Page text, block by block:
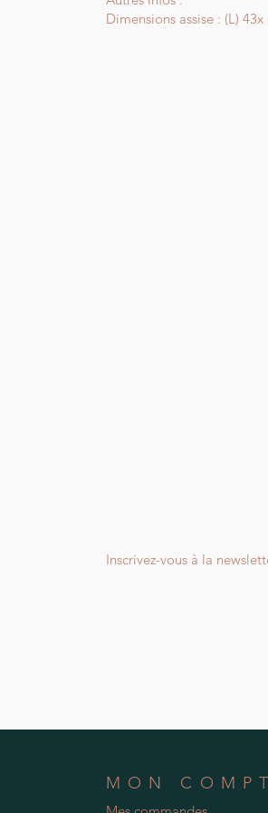
Dimensions assise : (L)
Inscrivez-vous à la
MON